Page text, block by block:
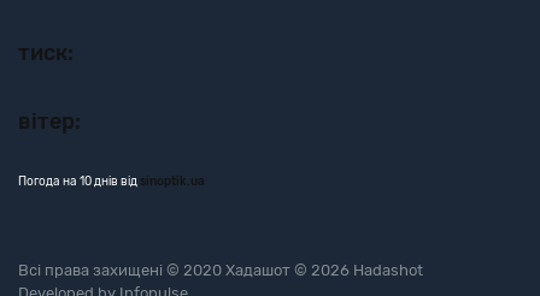
тиск:
вітер:
Погода на 10 днів від sinoptik.ua
Всі права захищені © 2020 Хадашот © 2026 Hadashot